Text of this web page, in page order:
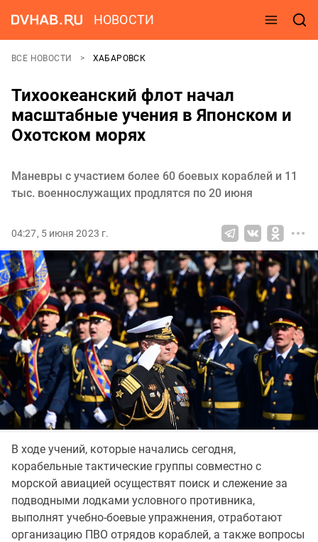
НОВОСТИ
ВСЕ НОВОСТИ ХАБАРОВСК
Тихоокеанский флот начал
масштабные учения в Японском и
Охотском морях
Маневры с участием более 60 боевых кораблей и 11
тыс. военнослужащих продлятся по 20 июня
04:27, 5 июня 2023 г.
В ходе учений, которые начались сегодня,
корабельные тактические группы совместно с
морской авиацией осуществят поиск и слежение за
подводными лодками условного противника,
выполнят учебно-боевые упражнения, отработают
организацию ПВО отрядов кораблей, а также вопросы